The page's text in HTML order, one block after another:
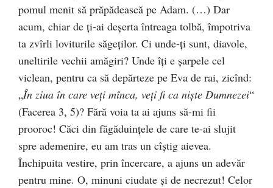
pomul menit să prăpădească pe Adam. (…) Dar
acum, chiar de ţi-ai deşerta întreaga tolbă, împotriva
ta zvîrli loviturile săgeţilor. Ci unde-ţi sunt, diavole,
uneltirile vechii amăgiri? Unde îţi e şarpele cel
viclean, pentru ca să depărteze pe Eva de rai, zicînd:
„În ziua în care veţi mînca, veţi fi ca nişte Dumnezei“
(Facerea 3, 5)? Fără voia ta ai ajuns să-mi fii
prooroc! Căci din făgăduinţele de care te-ai slujit
spre ademenire, eu am tras un cîştig aievea.
Închipuita vestire, prin încercare, a ajuns un adevăr
pentru mine. O, minuni ciudate şi de necrezut! Celor